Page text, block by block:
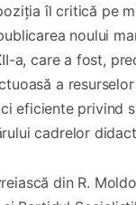
îl critică pe
noului
a, care a fost,
a
eficiente privind
cadrelor
din R.